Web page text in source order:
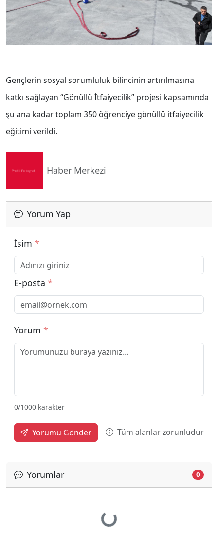
Gençlerin sosyal sorumluluk bilincinin artırılmasına
katkı sağlayan “Gönüllü İtfaiyecilik” projesi kapsamında
şu ana kadar toplam 350 öğrenciye gönüllü itfaiyecilik
eğitimi verildi.
Haber Merkezi
Yorum Yap
İsim *
E-posta *
Yorum *
0/1000 karakter
Yorumu Gönder Tüm alanlar zorunludur
Yorumlar 0
Yükleniyor...